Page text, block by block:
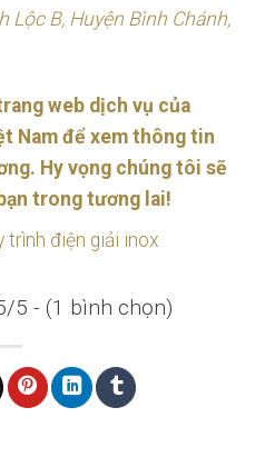
Lộc B, Huyện Bình Chánh,
web dịch vụ của
Nam để xem thông tin
Hy vọng chúng tôi sẽ
trong tương lai!
trình điện giải inox
5 - (1 bình chọn)